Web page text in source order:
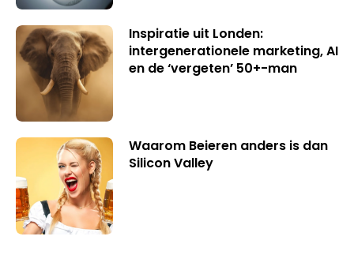
Inspiratie uit Londen:
intergenerationele marketing, AI
en de ‘vergeten’ 50+-man
Waarom Beieren anders is dan
Silicon Valley